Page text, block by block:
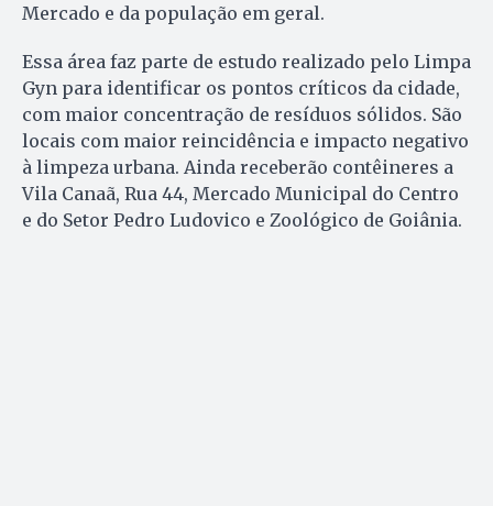
Mercado e da população em geral.
Essa área faz parte de estudo realizado pelo Limpa
Gyn para identificar os pontos críticos da cidade,
com maior concentração de resíduos sólidos. São
locais com maior reincidência e impacto negativo
à limpeza urbana. Ainda receberão contêineres a
Vila Canaã, Rua 44, Mercado Municipal do Centro
e do Setor Pedro Ludovico e Zoológico de Goiânia.